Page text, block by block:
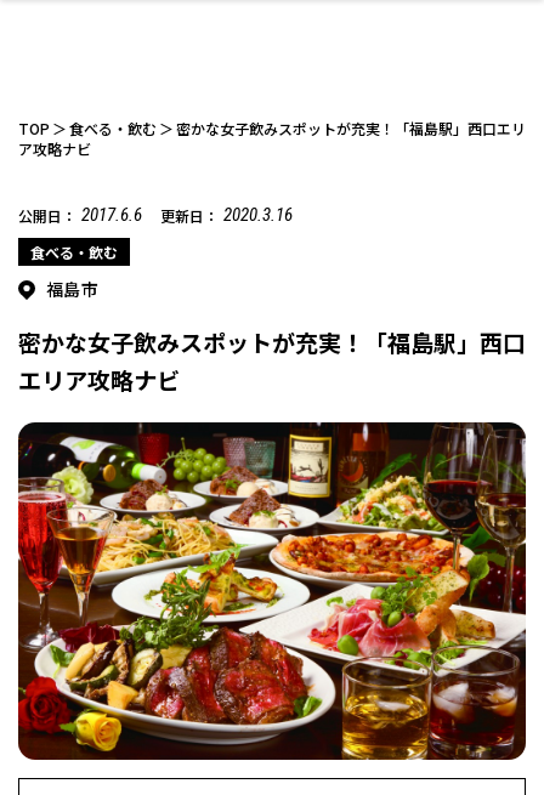
中華
和食 わんぱく 福島ローカルグル
メ
デート・友達と ひとりで アウトドア
温泉 体験 名所
美容アイテム エイジングケア メンズ
フィットネス・や
せたい
鍼灸・整体・リラ
クゼーション
まつ毛サロン
ファッション
スポーツ・アウト
ドア
ギフト・お土産 キッズ
インテリア 食品・酒 生活を彩るモノ
保険 病院・クリニック ペット
趣味・スキルアッ
プ
保育園・こども園 子どもの習い事・
塾
リフォーム・リノ
ベーション
自治体インフォ その他
TOP 食べる・飲む
密かな女子飲みスポットが充実！「福島駅」西口エリ
ア攻略ナビ
公開日： 2017.6.6 更新日： 2020.3.16
食べる・飲む
福島市
密かな女子飲みスポットが充実！「福島駅」西口
エリア攻略ナビ